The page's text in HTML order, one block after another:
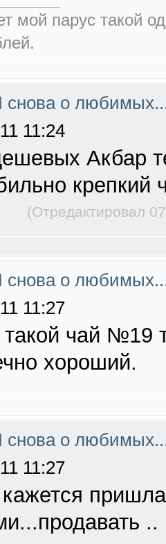
мой парус такой
снова о
11:24
Акбар
крепкий
(Отредактировал
снова о
11:27
чай №19
хороший.
снова о
11:27